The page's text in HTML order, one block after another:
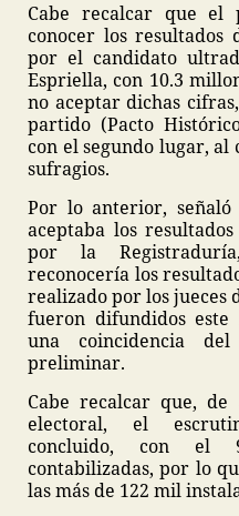
Cabe recalcar que el
conocer los resultados
por el candidato
Espriella, con 10.3
no aceptar dichas
partido (Pacto
con el segundo lugar,
sufragios.
Por lo anterior, señaló
aceptaba los
por la
reconocería los
realizado por los jueces
fueron difundidos
una coincidencia
preliminar.
Cabe recalcar que,
electoral, el
concluido, con el
contabilizadas, por lo
las más de 122 mil